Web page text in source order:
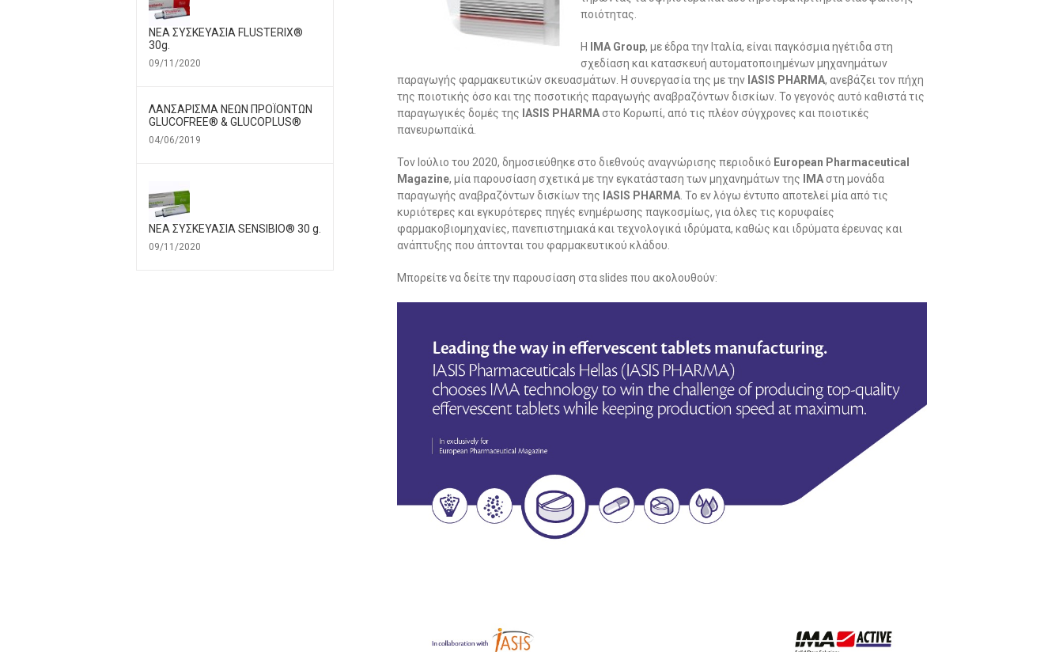
ποιότητας.
Η IMA Group, με έδρα την Ιταλία, είναι παγκόσμια ηγέτιδα στη
σχεδίαση και κατασκευή αυτοματοποιημένων μηχανημάτων
παραγωγής φαρμακευτικών σκευασμάτων. Η συνεργασία της με την IASIS PHARMA, ανεβάζει τον πήχη
της ποιοτικής όσο και της ποσοτικής παραγωγής αναβραζόντων δισκίων. Το γεγονός αυτό καθιστά τις
παραγωγικές δομές της IASIS PHARMA στο Κορωπί, από τις πλέον σύγχρονες και ποιοτικές
πανευρωπαϊκά.
Τον Ιούλιο του 2020, δημοσιεύθηκε στο διεθνούς αναγνώρισης περιοδικό European Pharmaceutical
Magazine, μία παρουσίαση σχετικά με την εγκατάσταση των μηχανημάτων της IMA στη μονάδα
παραγωγής αναβραζόντων δισκίων της IASIS PHARMA. Το εν λόγω έντυπο αποτελεί μία από τις
κυριότερες και εγκυρότερες πηγές ενημέρωσης παγκοσμίως, για όλες τις κορυφαίες
φαρμακοβιομηχανίες, πανεπιστημιακά και τεχνολογικά ιδρύματα, καθώς και ιδρύματα έρευνας και
ανάπτυξης που άπτονται του φαρμακευτικού κλάδου.
Μπορείτε να δείτε την παρουσίαση στα slides που ακολουθούν:
ΝΕΑ ΣΥΣΚΕΥΑΣΙΑ FLUSTERIX®
30g.
09/11/2020
ΛΑΝΣΑΡΙΣΜΑ ΝΕΩΝ ΠΡΟΪΟΝΤΩΝ
GLUCOFREE® & GLUCOPLUS®
04/06/2019
ΝΕΑ ΣΥΣΚΕΥΑΣΙΑ SENSIBIO® 30 g.
09/11/2020